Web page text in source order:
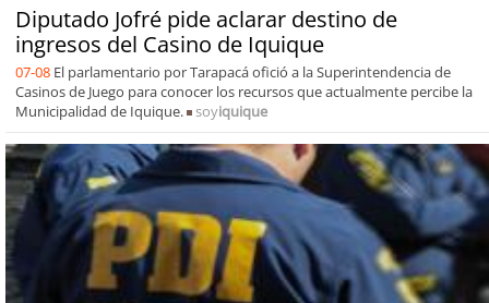
Diputado Jofré pide aclarar destino de
ingresos del Casino de Iquique
07-08 El parlamentario por Tarapacá ofició a la Superintendencia de
Casinos de Juego para conocer los recursos que actualmente percibe la
Municipalidad de Iquique.
soyiquique